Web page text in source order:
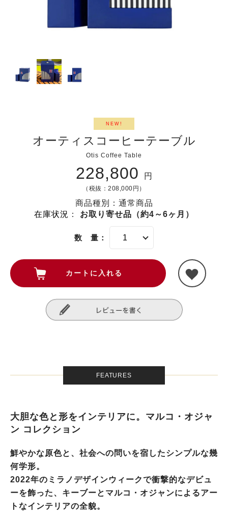
NEW!
オーティスコーヒーテーブル
Otis Coffee Table
228,800 円
（税抜：208,000円）
商品種別：通常商品
在庫状況 ： お取り寄せ品（約4～6ヶ月）
数 量：
FEATURES
大胆な色と形をインテリアに。マルコ・オジャ
ン コレクション
鮮やかな原色と、社会への問いを宿したシンプルな幾
何学形。
2022年のミラノデザインウィークで衝撃的なデビュ
ーを飾った、キーブーとマルコ・オジャンによるアー
トなインテリアの全貌。